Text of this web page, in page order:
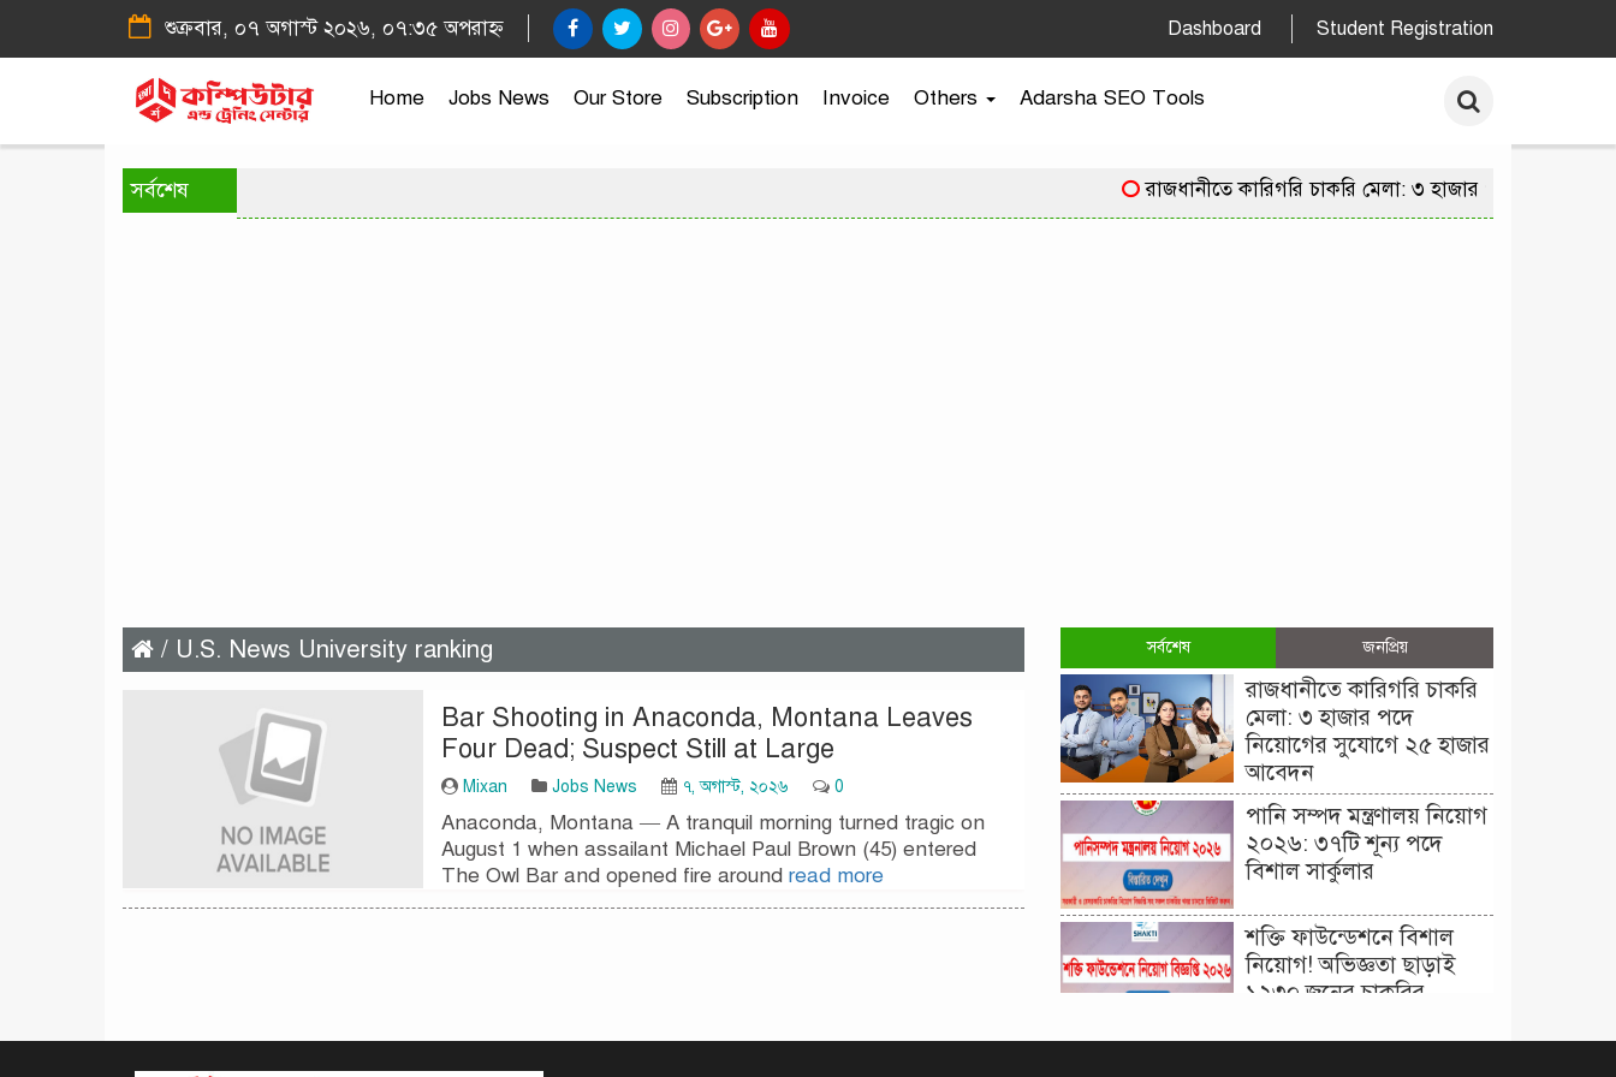
শুক্রবার, ০৭ অগাস্ট ২০২৬, ০৭:৩৫ অপরাহ্ন Dashboard Student Registration
Home Jobs News Our Store Subscription Invoice Others Adarsha SEO Tools
সর্বশেষ রাজধানীতে কারিগরি চাকরি মেলা: ৩ হাজার পদে নিয়োগের
/ U.S. News University ranking
Bar Shooting in Anaconda, Montana Leaves
Four Dead; Suspect Still at Large
Mixan Jobs News ৭, অগাস্ট, ২০২৬ 0
Anaconda, Montana — A tranquil morning turned tragic on
August 1 when assailant Michael Paul Brown (45) entered
The Owl Bar and opened fire around read more
সর্বশেষ জনপ্রিয়
রাজধানীতে কারিগরি চাকরি
মেলা: ৩ হাজার পদে
নিয়োগের সুযোগে ২৫ হাজার
আবেদন
পানি সম্পদ মন্ত্রণালয় নিয়োগ
২০২৬: ৩৭টি শূন্য পদে
বিশাল সার্কুলার
শক্তি ফাউন্ডেশনে বিশাল
নিয়োগ! অভিজ্ঞতা ছাড়াই
১২৩০ জনের চাকরির